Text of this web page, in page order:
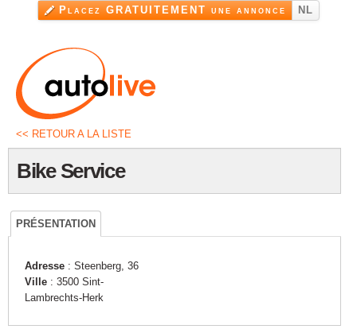
Aller au
contenu
principal
Placez GRATUITEMENT une annonce NL
<< RETOUR A LA LISTE
Bike Service
PRÉSENTATION
Adresse : Steenberg, 36
Ville : 3500 Sint-
Lambrechts-Herk